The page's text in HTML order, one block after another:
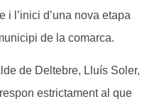
l’inici d’una nova etapa
de la comarca.
de Deltebre, Lluís Soler,
estrictament al que